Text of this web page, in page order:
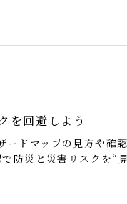
を回避しよう
ドマップの見方や確
防災と災害リスクを“